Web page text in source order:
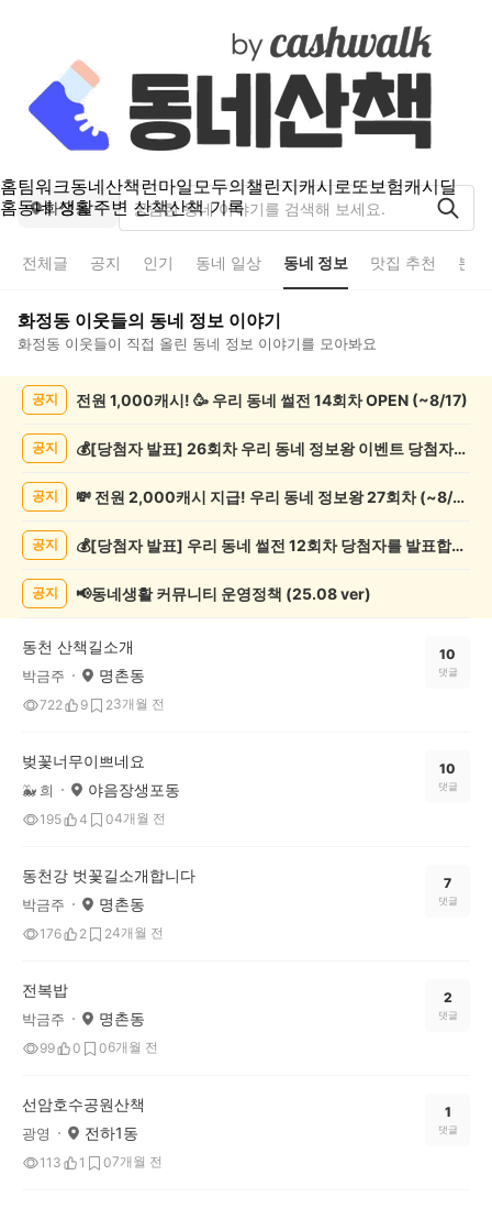
홈팀워크동네산책런마일모두의챌린지캐시로또보험캐시딜
홈동네 생활주변 산책산책 기록
화정동
전체글 공지 인기 동네 일상 동네 정보 맛집 추천 분
화정동 이웃들의 동네 정보 이야기
화정동 이웃들이 직접 올린 동네 정보 이야기를 모아봐요
록
공지 전원 1,000캐시! 🥳 우리 동네 썰전 14회차 OPEN (~8/17)
공지 💰[당첨자 발표] 26회차 우리 동네 정보왕 이벤트 당첨자를 발표합니다!
공지 💸 전원 2,000캐시 지급! 우리 동네 정보왕 27회차 (~8/10)
공지 💰[당첨자 발표] 우리 동네 썰전 12회차 당첨자를 발표합니다!
공지 📢동네생활 커뮤니티 운영정책 (25.08 ver)
동천 산책길소개
박금주 명촌동
722 9 23개월 전
10
댓글
벚꽃너무이쁘네요
🐳 희 야음장생포동
195 4 04개월 전
10
댓글
동천강 벗꽃길소개합니다
박금주 명촌동
176 2 24개월 전
7
댓글
전복밥
박금주 명촌동
99 0 06개월 전
2
댓글
선암호수공원산책
광영 전하1동
113 1 07개월 전
1
댓글